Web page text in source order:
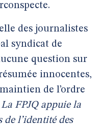
des journalistes
syndicat de
question sur
innocentes,
de l’ordre
La FPJQ appuie la
l’identité des